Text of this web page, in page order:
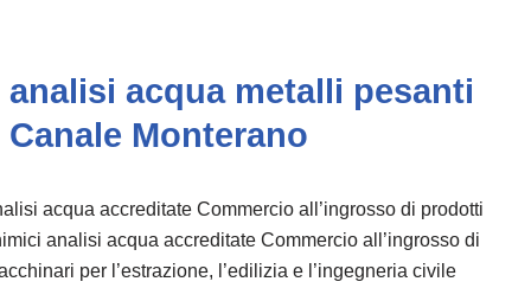
analisi acqua metalli pesanti
Canale Monterano
acqua accreditate Commercio all’ingrosso di prodotti
analisi acqua accreditate Commercio all’ingrosso di
per l’estrazione, l’edilizia e l’ingegneria civile